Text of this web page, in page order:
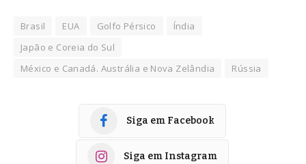
Brasil EUA Golfo Pérsico
Índia
Japão e Coreia do Sul
México e Canadá. Austrália e Nova Zelândia
Rússia
Siga em Facebook
Siga em Instagram